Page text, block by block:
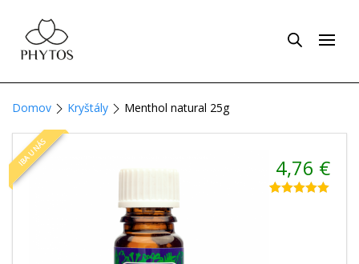
Domov Kryštály Menthol natural 25g
IBA U NÁS 4,76 €